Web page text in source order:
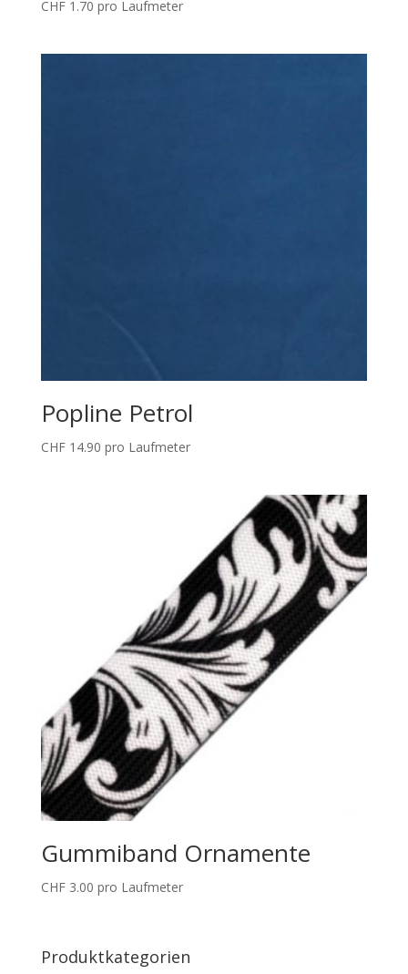
CHF1.70 pro Laufmeter
Popline Petrol
CHF14.90 pro Laufmeter
Gummiband Ornamente
CHF3.00 pro Laufmeter
Produktkategorien